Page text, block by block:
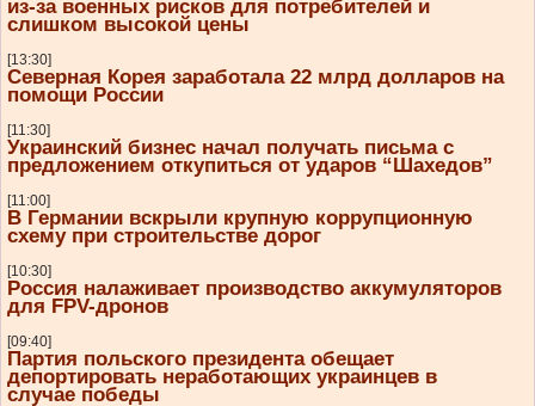
из-за военных рисков для потребителей и
слишком высокой цены
[13:30]
Северная Корея заработала 22 млрд долларов на
помощи России
[11:30]
Украинский бизнес начал получать письма с
предложением откупиться от ударов “Шахедов”
[11:00]
В Германии вскрыли крупную коррупционную
схему при строительстве дорог
[10:30]
Россия налаживает производство аккумуляторов
для FPV-дронов
[09:40]
Партия польского президента обещает
депортировать неработающих украинцев в
случае победы